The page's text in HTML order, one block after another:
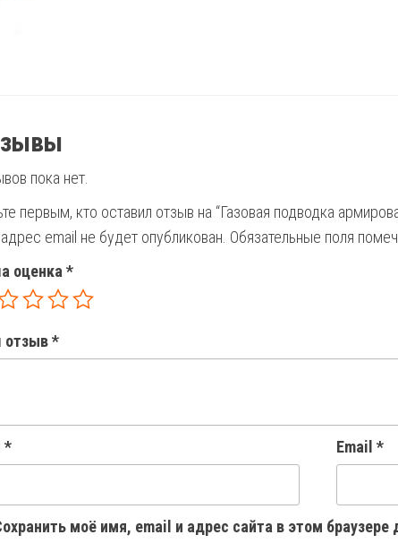
пока нет.
первым, кто оставил отзыв на “Газовая подводка
email не будет опубликован. Обязательные поля
оценка*
отзыв*
* Email *
моё имя, email и адрес сайта в этом